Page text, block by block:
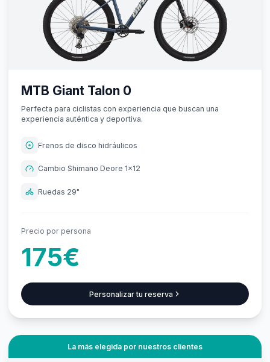
MTB Giant Talon 0
Perfecta para ciclistas con experiencia que buscan una
experiencia auténtica y deportiva.
Frenos de disco hidráulicos
Cambio Shimano Deore 1x12
Ruedas 29"
Precio por persona
175€
Personalizar tu reserva
La más elegida por nuestros clientes